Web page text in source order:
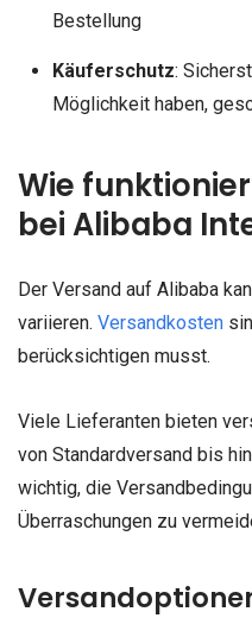
Bestellung
Käuferschutz:
Möglichkeit haben,
Wie
bei Alibaba
Der Versand auf Alibaba
variieren. Versandkosten
berücksichtigen musst.
Viele Lieferanten bieten
von Standardversand bis
wichtig, die
Überraschungen zu